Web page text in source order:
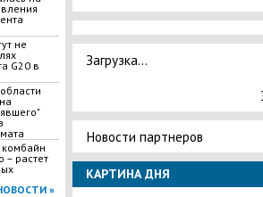
не
G20 в
– растет
»
Загрузка...
Новости партнеров
КАРТИНА ДНЯ